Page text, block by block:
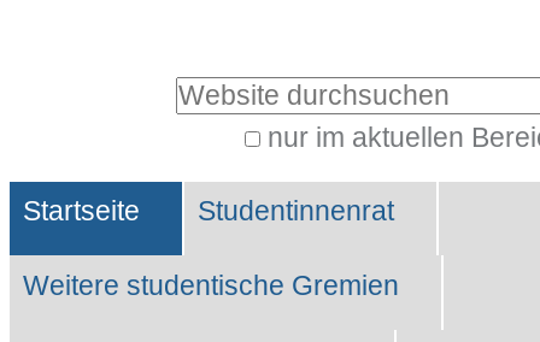
Website durchsuchen
nur im aktuellen
Suche…
Sektionen
Startseite Studentinnenrat
Weitere studentische Gremien